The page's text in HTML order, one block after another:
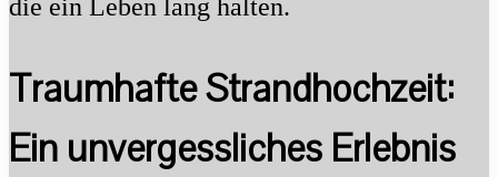
die ein Leben lang halten.
Traumhafte Strandhochzeit:
Ein unvergessliches Erlebnis